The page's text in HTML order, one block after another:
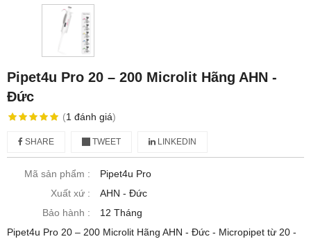
Pipet4u Pro 20 – 200 Microlit Hãng AHN -
Đức
(1 đánh giá)
SHARE TWEET LINKEDIN
Mã sản phẩm :
Pipet4u Pro
Xuất xứ :
AHN - Đức
Bảo hành :
12 Tháng
Pipet4u Pro 20 – 200 Microlit Hãng AHN - Đức - Micropipet từ 20 -